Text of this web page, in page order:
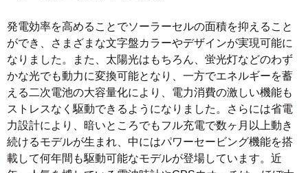
発電効率を高めることでソーラーセルの面積を抑えること
ができ、さまざまな文字盤カラーやデザインが実現可能に
なりました。また、太陽光はもちろん、蛍光灯などのわず
かな光でも動力に変換可能となり、一方でエネルギーを蓄
える二次電池の大容量化により、電力消費の激しい機能も
ストレスなく駆動できるようになりました。さらには省電
力設計により、暗いところでもフル充電で数ヶ月以上動き
続けるモデルが生まれ、中にはパワーセービング機能を搭
載して何年間も駆動可能なモデルが登場しています。近